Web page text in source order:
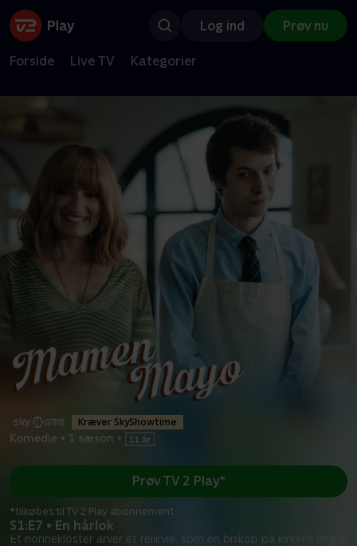
Log ind Prøv nu
Forside Live TV Kategorier
Kræver SkyShowtime
Komedie • 1 sæson •
S1:E7 • En hårlok
Et nonnekloster arver et relikvie, som en biskop på kirkens vegne
Prøv TV 2 Play*
*tilkøbes til TV 2 Play abonnement